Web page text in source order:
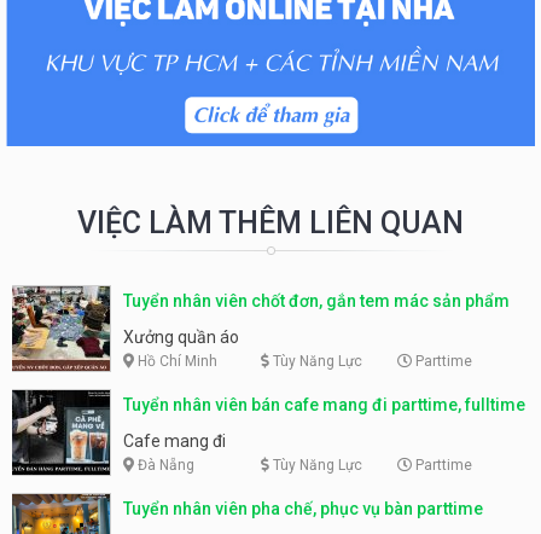
VIỆC LÀM THÊM LIÊN QUAN
Tuyển nhân viên chốt đơn, gắn tem mác sản phẩm
Xưởng quần áo
Hồ Chí Minh Tùy Năng Lực Parttime
Tuyển nhân viên bán cafe mang đi parttime, fulltime
Cafe mang đi
Đà Nẵng Tùy Năng Lực Parttime
Tuyển nhân viên pha chế, phục vụ bàn parttime